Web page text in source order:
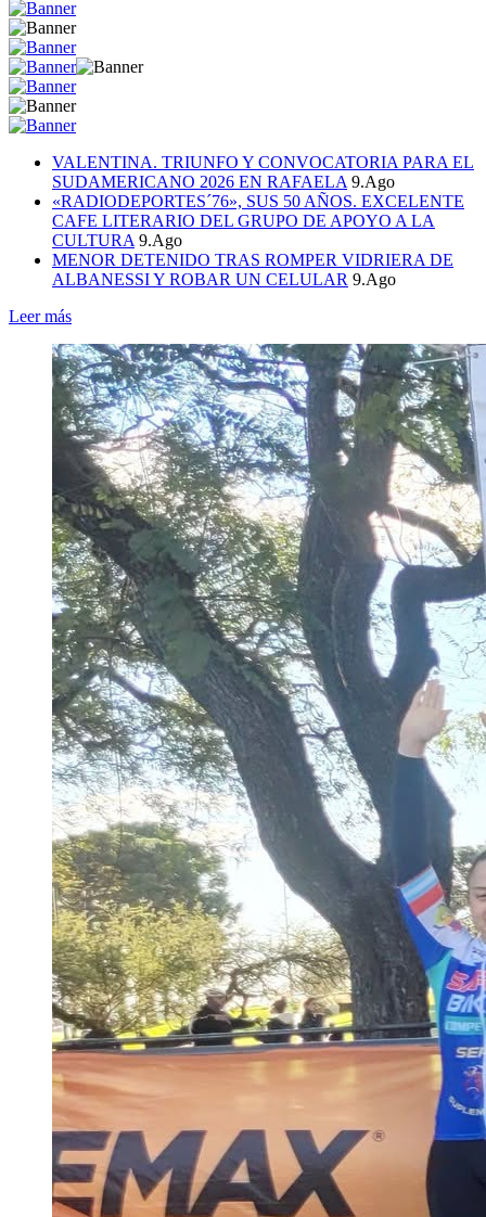
VALENTINA. TRIUNFO Y CONVOCATORIA PARA EL
SUDAMERICANO 2026 EN RAFAELA 9.Ago
«RADIODEPORTES´76», SUS 50 AÑOS. EXCELENTE
CAFE LITERARIO DEL GRUPO DE APOYO A LA
CULTURA 9.Ago
MENOR DETENIDO TRAS ROMPER VIDRIERA DE
ALBANESSI Y ROBAR UN CELULAR 9.Ago
Leer más